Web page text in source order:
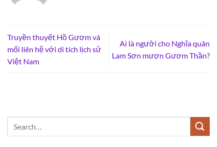
Truyền thuyết Hồ Gươm và
mối liên hệ với di tích lịch sử
Việt Nam
Ai là người cho Nghĩa quân
Lam Sơn mượn Gươm Thần?